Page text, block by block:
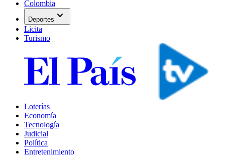
Colombia
Deportes expand_more
Licita
Turismo
Loterías
Economía
Tecnología
Judicial
Política
Entretenimiento